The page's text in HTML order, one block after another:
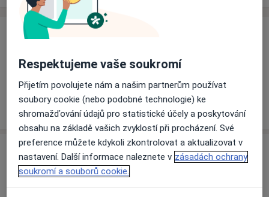
Ceník
Informace o službách a cenách nejsou k dispozici
Tento specialista ještě nepřidával žádné informace o
svých službách.
Adresa
Nemocnice s poliklinikou Havířov, p.o.
Respektujeme vaše soukromí
Přijetím povolujete nám a našim partnerům používat
soubory cookie (nebo podobné technologie) ke
shromažďování údajů pro statistické účely a poskytování
obsahu na základě vašich zvyklostí při procházení. Své
preference můžete kdykoli zkontrolovat a aktualizovat v
nastavení. Další informace naleznete v zásadách ochrany
soukromí a souborů cookie.